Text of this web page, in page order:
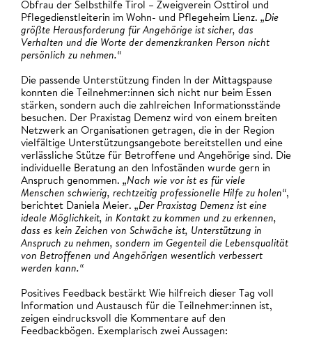
Obfrau der Selbsthilfe Tirol – Zweigverein Osttirol und
Pflegedienstleiterin im Wohn- und Pflegeheim Lienz. „Die
größte Herausforderung für Angehörige ist sicher, das
Verhalten und die Worte der demenzkranken Person nicht
persönlich zu nehmen.“
Die passende Unterstützung finden In der Mittagspause
konnten die Teilnehmer:innen sich nicht nur beim Essen
stärken, sondern auch die zahlreichen Informationsstände
besuchen. Der Praxistag Demenz wird von einem breiten
Netzwerk an Organisationen getragen, die in der Region
vielfältige Unterstützungsangebote bereitstellen und eine
verlässliche Stütze für Betroffene und Angehörige sind. Die
individuelle Beratung an den Infoständen wurde gern in
Anspruch genommen. „Nach wie vor ist es für viele
Menschen schwierig, rechtzeitig professionelle Hilfe zu holen“,
berichtet Daniela Meier. „Der Praxistag Demenz ist eine
ideale Möglichkeit, in Kontakt zu kommen und zu erkennen,
dass es kein Zeichen von Schwäche ist, Unterstützung in
Anspruch zu nehmen, sondern im Gegenteil die Lebensqualität
von Betroffenen und Angehörigen wesentlich verbessert
werden kann.“
Positives Feedback bestärkt Wie hilfreich dieser Tag voll
Information und Austausch für die Teilnehmer:innen ist,
zeigen eindrucksvoll die Kommentare auf den
Feedbackbögen. Exemplarisch zwei Aussagen: